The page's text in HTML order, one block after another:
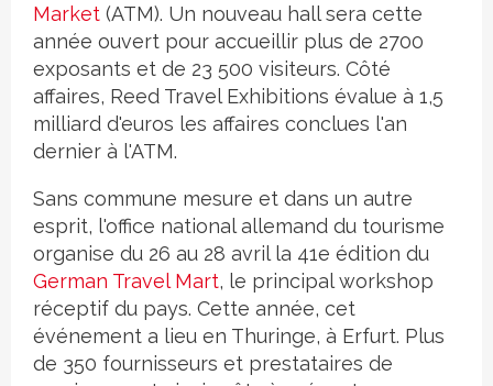
Market (ATM). Un nouveau hall sera cette
année ouvert pour accueillir plus de 2700
exposants et de 23 500 visiteurs. Côté
affaires, Reed Travel Exhibitions évalue à 1,5
milliard d'euros les affaires conclues l'an
dernier à l'ATM.
Sans commune mesure et dans un autre
esprit, l'office national allemand du tourisme
organise du 26 au 28 avril la 41e édition du
German Travel Mart, le principal workshop
réceptif du pays. Cette année, cet
événement a lieu en Thuringe, à Erfurt. Plus
de 350 fournisseurs et prestataires de